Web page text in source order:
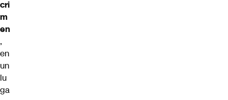
cri
m
en
,
en
un
lu
ga